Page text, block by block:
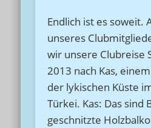
Endlich ist es soweit.
unseres
wir unsere Clubreise
2013 nach Kas,
der lykischen Küste
Türkei. Kas: Das sind
geschnitzte